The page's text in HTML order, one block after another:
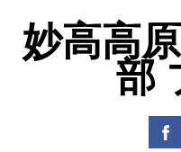
妙高高
部